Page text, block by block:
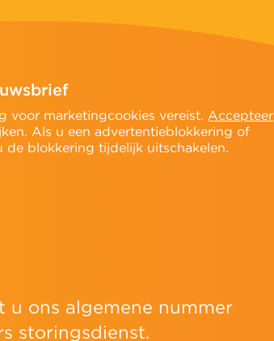
voor marketingcookies vereist. Accepteer
Als u een advertentieblokkering of
blokkering tijdelijk uitschakelen.
ons algemene nummer
storingsdienst.